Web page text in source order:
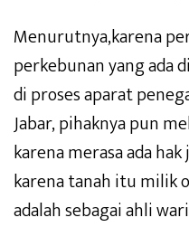
Menurutnya,karena
perkebunan yang ada
di proses aparat
Jabar, pihaknya pun
karena merasa ada
karena tanah itu milik
adalah sebagai ahli